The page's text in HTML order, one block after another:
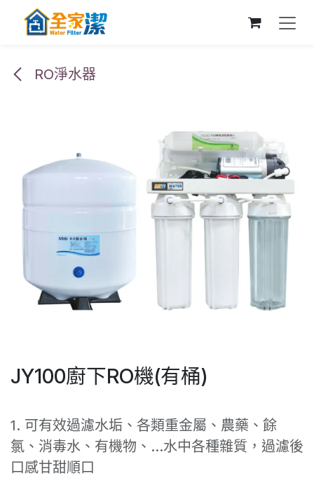
跳至內容
RO淨水器
JY100廚下RO機(有桶)
1. 可有效過濾水垢、各類重金屬、農藥、餘
氯、消毒水、有機物、...水中各種雜質，過濾後
口感甘甜順口